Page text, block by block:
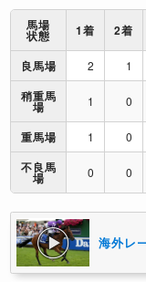
馬場
状態 1着 2着
良馬場
2 1
稍重馬
場 1 0
重馬場 1 0
不良馬
場 0 0
海外レ